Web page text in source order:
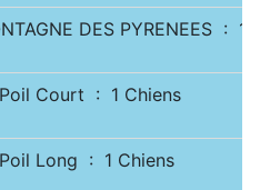
DES PYRENEES :
Poil Court : 1 Chiens
Poil Long : 1 Chiens